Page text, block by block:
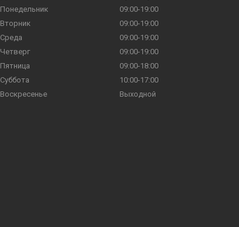
Понедельник
09:00-19:00
Вторник
09:00-19:00
Среда
09:00-19:00
Четверг
09:00-19:00
Пятница
09:00-18:00
Суббота
10:00-17:00
Воскресенье
Выходной